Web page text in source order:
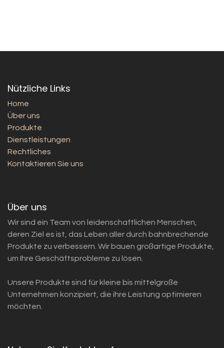
Nützliche Links
Home
Über uns
Produkte
Dienstleistungen
Rechtliches
Kontaktieren Sie uns
Über uns
Wir sind ein Team von leidenschaftlichen Menschen,
deren Ziel es ist, das Leben aller durch bahnbrechende
Produkte zu verbessern. Wir bauen großartige Produkte,
um Ihre Geschäftsprobleme zu lösen.
Unsere Produkte sind für kleine bis mittelgroße
Unternehmen konzipiert, die ihre Leistung optimieren
möchten.